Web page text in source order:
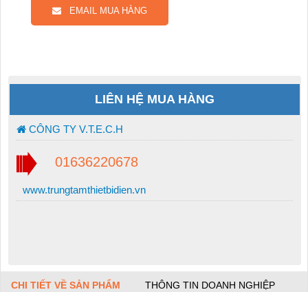
EMAIL MUA HÀNG
LIÊN HỆ MUA HÀNG
CÔNG TY V.T.E.C.H
01636220678
www.trungtamthietbidien.vn
CHI TIẾT VỀ SẢN PHẨM THÔNG TIN DOANH NGHIỆP